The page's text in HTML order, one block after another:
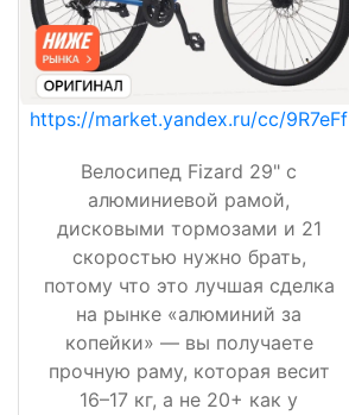
https://market.yandex.ru/cc/9R7eFf
Велосипед Fizard 29" с
алюминиевой рамой,
дисковыми тормозами и 21
скоростью нужно брать,
потому что это лучшая сделка
на рынке «алюминий за
копейки» — вы получаете
прочную раму, которая весит
16–17 кг, а не 20+ как у